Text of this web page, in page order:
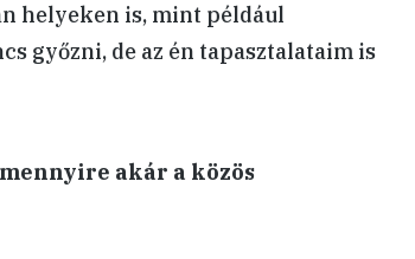
helyeken is, mint például
győzni, de az én tapasztalataim is
akár a közös